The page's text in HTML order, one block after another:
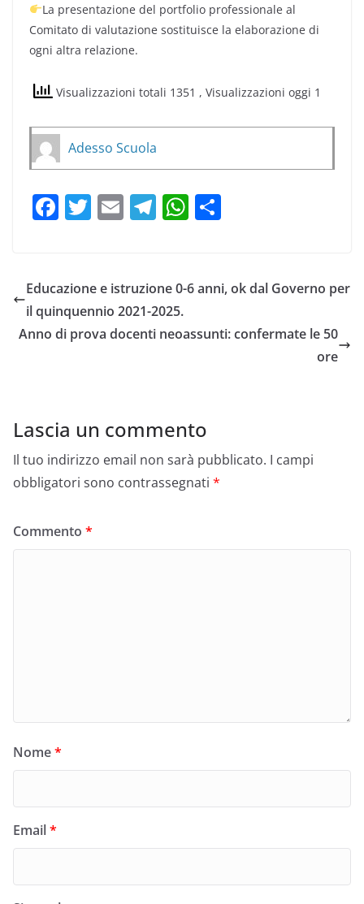
La presentazione del portfolio professionale al
Comitato di valutazione sostituisce la elaborazione di
ogni altra relazione.
Visualizzazioni totali 1351 , Visualizzazioni oggi 1
Adesso Scuola
F
e
b
o
T
er
E
l
T
gr
a
m
W
s
p
di
di
Educazione e istruzione 0-6 anni, ok dal Governo per
il quinquennio 2021-2025.
Anno di prova docenti neoassunti: confermate le 50
ore
Lascia un commento
Il tuo indirizzo email non sarà pubblicato. I campi
obbligatori sono contrassegnati *
Commento *
Nome*
Email*